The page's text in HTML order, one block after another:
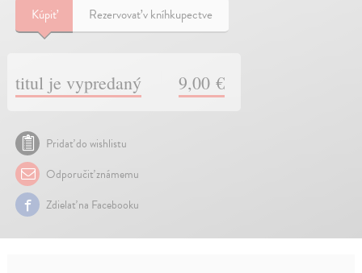
Kúpiť Rezervovať v kníhkupectve
titul je vypredaný 9,00 €
Pridať do wishlistu
Odporučiť známemu
Zdielať na Facebooku